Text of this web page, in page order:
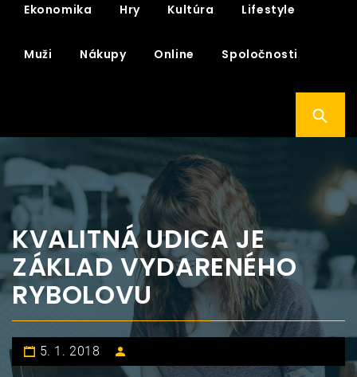
Ekonomika Hry Kultúra Lifestyle
Muži Nákupy Online Spoločnosti
KVALITNÁ UDICA JE
ZÁKLAD VYDARENÉHO
RYBOLOVU
5. 1. 2018